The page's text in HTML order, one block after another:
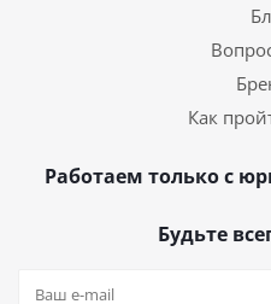
Как
Работаем только с
Будьте